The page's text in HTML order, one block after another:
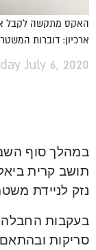
האקס מתקשה לקבל
ארכיון: דוברות
July 6, 2020
במהלך סוף
תושב קרית
נזק לניידת
בעקבות החבלה
סריקות